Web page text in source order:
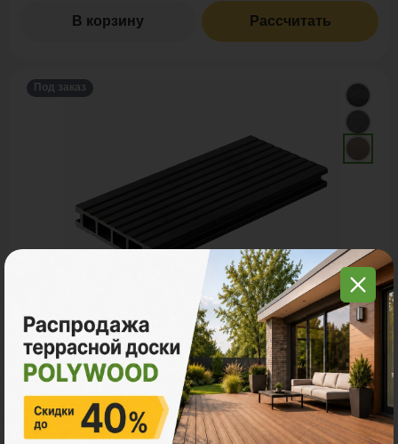
В корзину Рассчитать
Под заказ
Террасная доска ДПК
POLYWOOD™ TOK
Умеренная
Размер 3м 4м 6м